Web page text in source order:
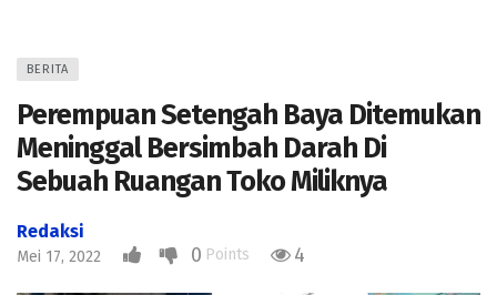
BERITA
Perempuan Setengah Baya Ditemukan
Meninggal Bersimbah Darah Di
Sebuah Ruangan Toko Miliknya
Redaksi
Mei 17, 2022 0 Points 4